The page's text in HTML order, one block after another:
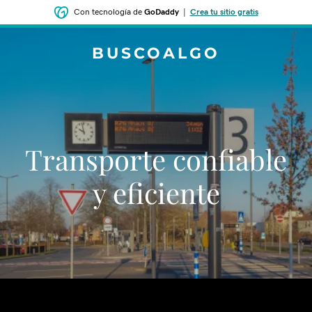
Con tecnología de GoDaddy| Crea tu sitio gratis
BUSCOALGO
Transporte confiable
y eficiente